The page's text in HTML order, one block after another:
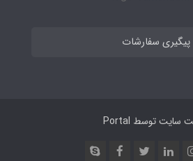
پیگیری سفارشات
سایت توسط Portal